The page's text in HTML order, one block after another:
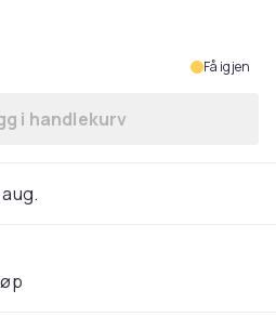
Få igjen
Legg Kambukka
i handlekurv